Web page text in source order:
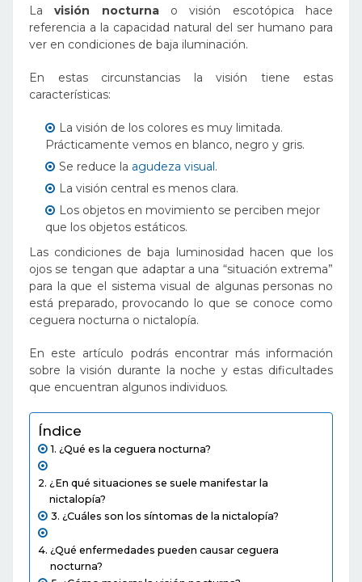
Lavisión nocturna o visión escotópica hace
referencia a la capacidad natural del ser humano para
ver en condiciones de baja iluminación.
En estas circunstancias la visión tiene estas
características:
La visión de los colores es muy limitada.
Prácticamente vemos en blanco, negro y gris.
Se reduce la agudeza visual.
La visión central es menos clara.
Los objetos en movimiento se perciben mejor
que los objetos estáticos.
Las condiciones de baja luminosidad hacen que los
ojos se tengan que adaptar a una “situación extrema”
para la que el sistema visual de algunas personas no
está preparado, provocando lo que se conoce como
ceguera nocturna o nictalopía.
En este artículo podrás encontrar más información
sobre la visión durante la noche y estas dificultades
que encuentran algunos individuos.
Índice
¿Qué es la ceguera nocturna?
¿En qué situaciones se suele manifestar la
nictalopía?
¿Cuáles son los síntomas de la nictalopía?
¿Qué enfermedades pueden causar ceguera
nocturna?